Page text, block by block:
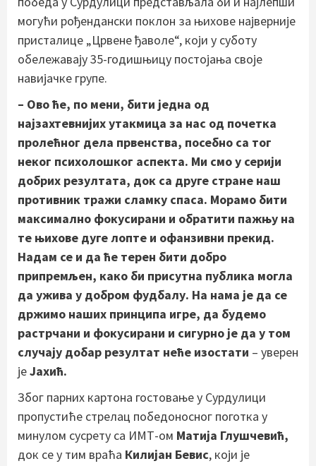
могући рођендански поклон за њихове најверније
присталице „Црвене ђаволе“, који у суботу
обележавају 35-годишњицу постојања своје
навијачке групе.
– Ово ће, по мени, бити једна од
најзахтевнијих утакмица за нас од почетка
пролећног дела првенства, посебно са тог
неког психолошког аспекта. Ми смо у серији
добрих резултата, док са друге стране наш
противник тражи сламку спаса. Морамо бити
максимално фокусирани и обратити пажњу на
те њихове дуге лопте и офанзивни прекид.
Надам се и да ће терен бити добро
припремљен, како би присутна публика могла
да ужива у добром фудбалу. На нама је да се
држимо наших принципа игре, да будемо
растрчани и фокусирани и сигурно је да у том
случају добар резултат неће изостати – уверен
јеЈахић.
Због парних картона гостовање у Сурдулици
пропустиће стрелац победоносног поготка у
минулом сусрету са ИМТ-ом Матија Глушчевић,
док се у тим враћа Килијан Бевис, који је